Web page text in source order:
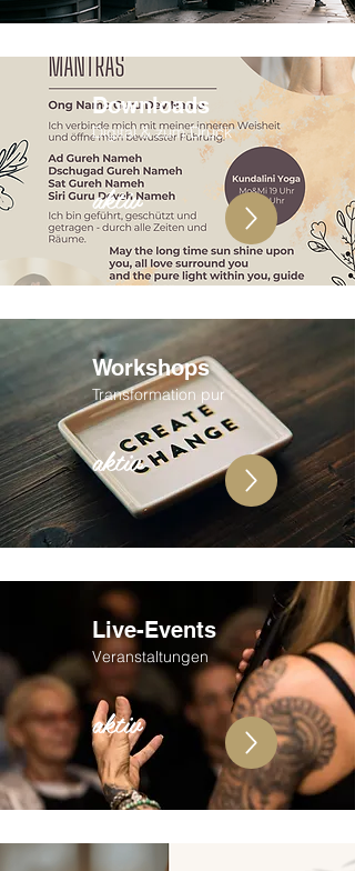
Downloads
Digital & zum Druck
aktiv
Workshops
Transformation pur
aktiv
Live-Events
Veranstaltungen
aktiv